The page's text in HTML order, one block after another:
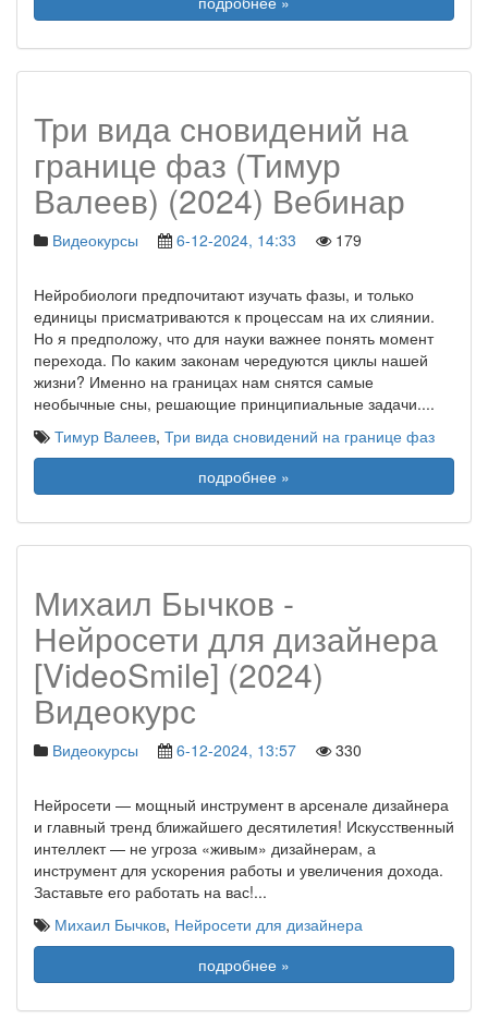
Три вида сновидений на
границе фаз (Тимур
Валеев) (2024) Вебинар
Видеокурсы 6-12-2024, 14:33 179
Нейробиологи предпочитают изучать фазы, и только
единицы присматриваются к процессам на их слиянии.
Но я предположу, что для науки важнее понять момент
перехода. По каким законам чередуются циклы нашей
жизни? Именно на границах нам снятся самые
необычные сны, решающие принципиальные задачи....
Тимур Валеев, Три вида сновидений на границе фаз
подробнее »
Михаил Бычков -
Нейросети для дизайнера
[VideoSmile] (2024)
Видеокурс
Видеокурсы 6-12-2024, 13:57 330
Нейросети — мощный инструмент в арсенале дизайнера
и главный тренд ближайшего десятилетия! Искусственный
интеллект — не угроза «живым» дизайнерам, а
инструмент для ускорения работы и увеличения дохода.
Заставьте его работать на вас!...
Михаил Бычков, Нейросети для дизайнера
подробнее »